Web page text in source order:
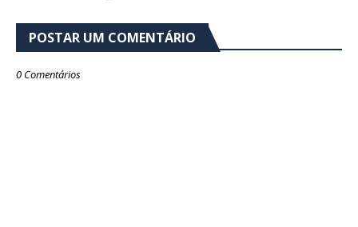
POSTAR UM COMENTÁRIO
0 Comentários